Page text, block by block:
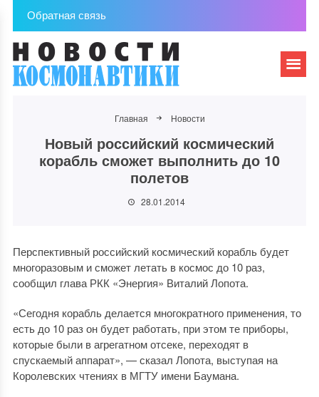
Обратная связь
Главная Новости
Новый российский космический
корабль сможет выполнить до 10
полетов
28.01.2014
Перспективный российский космический корабль будет
многоразовым и сможет летать в космос до 10 раз,
сообщил глава РКК «Энергия» Виталий Лопота.
«Сегодня корабль делается многократного применения, то
есть до 10 раз он будет работать, при этом те приборы,
которые были в агрегатном отсеке, переходят в
спускаемый аппарат», — сказал Лопота, выступая на
Королевских чтениях в МГТУ имени Баумана.